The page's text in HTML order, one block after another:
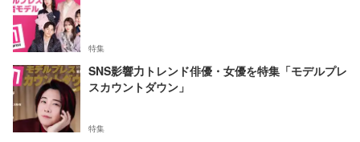
特集
SNS影響力トレンド俳優・女優を特集「モデルプレ
スカウントダウン」
特集